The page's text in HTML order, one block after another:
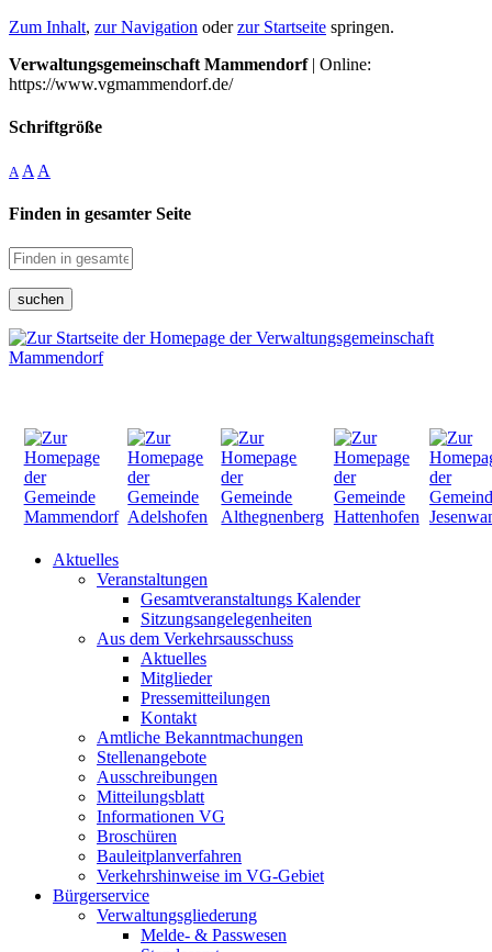
Zum Inhalt, zur Navigation oderzur Startseite springen.
Verwaltungsgemeinschaft Mammendorf| Online:
https://www.vgmammendorf.de/
Schriftgröße
A A A
Finden in gesamter Seite
suchen
Aktuelles
Veranstaltungen
Gesamtveranstaltungs Kalender
Sitzungsangelegenheiten
Aus dem Verkehrsausschuss
Aktuelles
Mitglieder
Pressemitteilungen
Kontakt
Amtliche Bekanntmachungen
Stellenangebote
Ausschreibungen
Mitteilungsblatt
Informationen VG
Broschüren
Bauleitplanverfahren
Verkehrshinweise im VG-Gebiet
Bürgerservice
Verwaltungsgliederung
Melde- & Passwesen